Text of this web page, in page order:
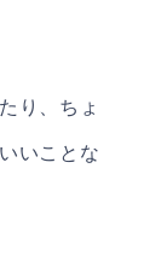
り、ちょ
いことな